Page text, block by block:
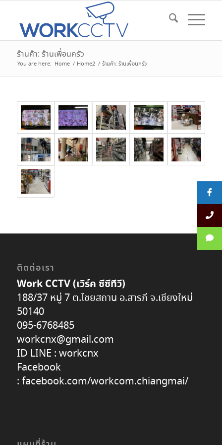
ร้านค้า: ร้านเพื่อนครัว
You are here: Home / Home2 / ร้านค้า: ร้านเพื่อนครัว
ติดต่อเรา
Work CCTV (เวิร์ค ซีซีทีวี)
188/37 หมู่ 7 ต.ไชยสถาน อ.สารภี จ.เชียงใหม่
50140
095-6768485
workcnx@gmail.com
ID LINE : workcnx
Facebook
: facebook.com/workcom.chiangmai/